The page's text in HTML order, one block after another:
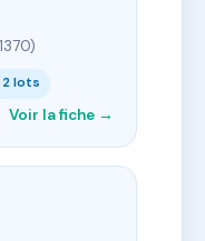
2 lots
Voir la fiche →